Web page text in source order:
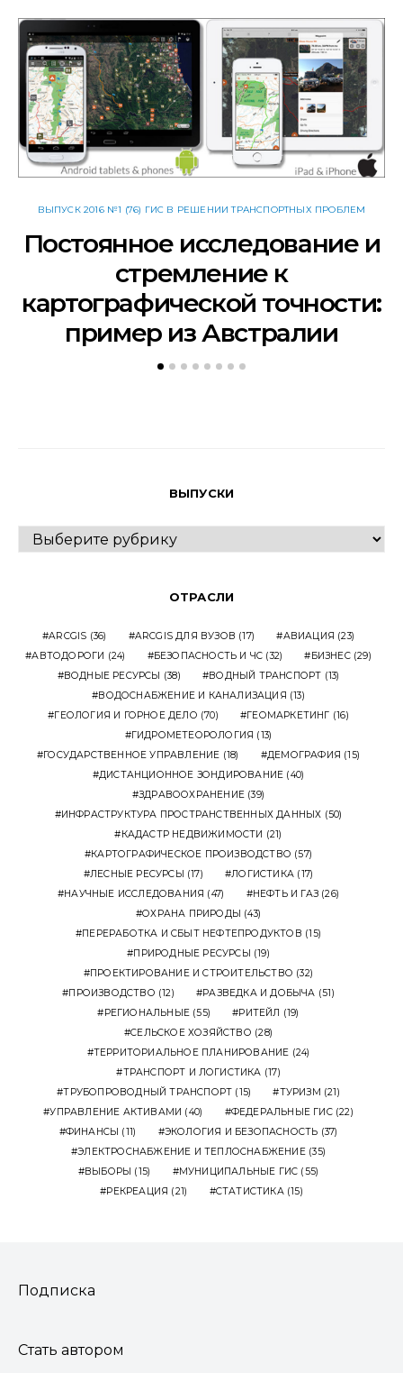
ВЫПУСК 2016 №1 (76) ГИС В РЕШЕНИИ ТРАНСПОРТНЫХ ПРОБЛЕМ
Постоянное исследование и
стремление к
картографической точности:
пример из Австралии
ВЫПУСКИ
ВЫПУСКИ
ОТРАСЛИ
ARCGIS (36) ARCGIS ДЛЯ ВУЗОВ (17) АВИАЦИЯ (23)
АВТОДОРОГИ (24) БЕЗОПАСНОСТЬ И ЧС (32) БИЗНЕС(29)
ВОДНЫЕ РЕСУРСЫ
(38) ВОДНЫЙ ТРАНСПОРТ (13)
ВОДОСНАБЖЕНИЕ И КАНАЛИЗАЦИЯ (13)
ГЕОЛОГИЯ И ГОРНОЕ ДЕЛО (70) ГЕОМАРКЕТИНГ (16)
ГИДРОМЕТЕОРОЛОГИЯ (13)
ГОСУДАРСТВЕННОЕ УПРАВЛЕНИЕ (18) ДЕМОГРАФИЯ (15)
ДИСТАНЦИОННОЕ ЗОНДИРОВАНИЕ (40)
ЗДРАВООХРАНЕНИЕ (39)
ИНФРАСТРУКТУРА ПРОСТРАНСТВЕННЫХ ДАННЫХ (50)
КАДАСТР НЕДВИЖИМОСТИ (21)
КАРТОГРАФИЧЕСКОЕ ПРОИЗВОДСТВО (57)
ЛЕСНЫЕ РЕСУРСЫ (17) ЛОГИСТИКА (17)
НАУЧНЫЕ ИССЛЕДОВАНИЯ (47) НЕФТЬ И ГАЗ(26)
ОХРАНА ПРИРОДЫ (43)
ПЕРЕРАБОТКА И СБЫТ НЕФТЕПРОДУКТОВ (15)
ПРИРОДНЫЕ РЕСУРСЫ (19)
ПРОЕКТИРОВАНИЕ И СТРОИТЕЛЬСТВО (32)
ПРОИЗВОДСТВО (12) РАЗВЕДКА И ДОБЫЧА (51)
РЕГИОНАЛЬНЫЕ (55) РИТЕЙЛ (19)
СЕЛЬСКОЕ ХОЗЯЙСТВО (28)
ТЕРРИТОРИАЛЬНОЕ ПЛАНИРОВАНИЕ (24)
ТРАНСПОРТ И ЛОГИСТИКА (17)
ТРУБОПРОВОДНЫЙ ТРАНСПОРТ (15) ТУРИЗМ (21)
УПРАВЛЕНИЕ АКТИВАМИ (40) ФЕДЕРАЛЬНЫЕ ГИС(22)
ФИНАНСЫ (11) ЭКОЛОГИЯ И БЕЗОПАСНОСТЬ (37)
ЭЛЕКТРОСНАБЖЕНИЕ И ТЕПЛОСНАБЖЕНИЕ(35)
ВЫБОРЫ (15) МУНИЦИПАЛЬНЫЕ ГИС (55)
РЕКРЕАЦИЯ (21) СТАТИСТИКА(15)
Подписка
Стать автором